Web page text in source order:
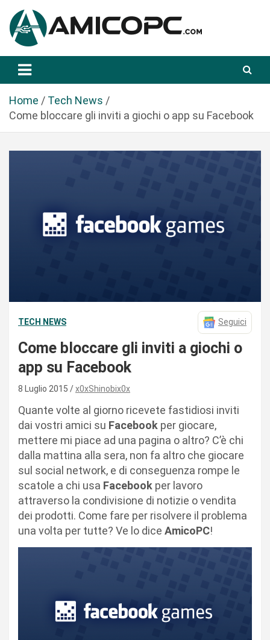
a
Amicopc.com
Home
Tech News
Come bloccare gli inviti a giochi o app su Facebook
TECH NEWS Seguici
Come bloccare gli inviti a giochi o
app su Facebook
8 Luglio 2015 x0xShinobix0x
Quante volte al giorno ricevete fastidiosi inviti
dai vostri amici su Facebook per giocare,
mettere mi piace ad una pagina o altro? C’è chi
dalla mattina alla sera, non fa altro che giocare
sul social network, e di conseguenza rompe le
scatole a chi usa Facebook per lavoro
attraverso la condivisione di notizie o vendita
dei prodotti. Come fare per risolvere il problema
una volta per tutte? Ve lo dice AmicoPC!